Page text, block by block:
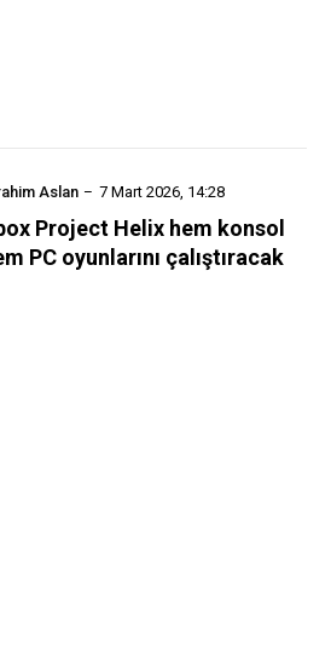
Aslan 7 Mart 2026, 14:28
Project Helix hem konsol
PC oyunlarını çalıştıracak